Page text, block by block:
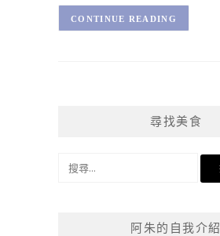
CONTINUE READING
尋找美食
阿朱的自我介紹